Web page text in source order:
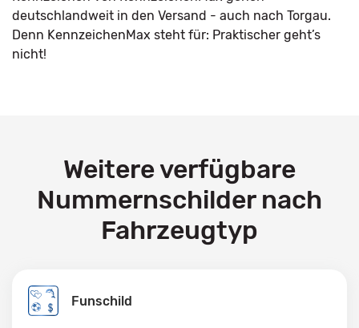
deutschlandweit in den Versand - auch nach Torgau.
Denn KennzeichenMax steht für: Praktischer geht’s
nicht!
Weitere verfügbare
Nummernschilder nach
Fahrzeugtyp
Funschild